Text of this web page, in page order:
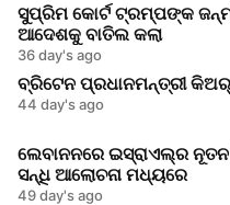
ସୁପ୍ରିମ କୋର୍ଟ ଟ୍ରମ୍ପଙ୍କ
ଆଦେଶକୁ ବାତିଲ କଲା
36 day's ago
ବ୍ରିଟେନ ପ୍ରଧାନମନ୍ତ୍ରୀ କିଅର୍
44 day's ago
ଲେବାନନରେ ଇସ୍ରାଏଲ୍‌ର
ସନ୍ଧି ଆଲୋଚନା ମଧ୍ୟରେ
49 day's ago